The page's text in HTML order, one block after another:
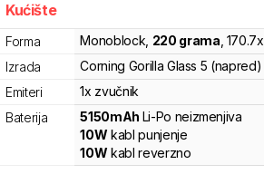
Kućište
Forma Monoblock 220 grama 170.7x
Izrada
Corning Gorilla Glass 5 (napred)
Emiteri
1x zvučnik
Baterija
5150mAh Li-Po neizmenjiva
10W kabl punjenje
10W kabl reverzno